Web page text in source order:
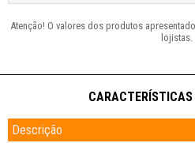
Descrição